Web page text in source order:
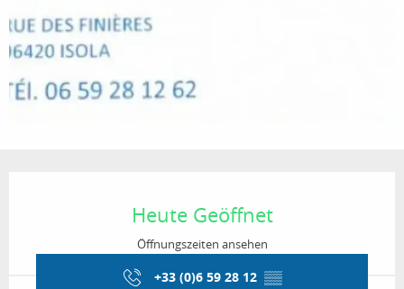
Heute Geöffnet
Öffnungszeiten ansehen
+33 (0)6 59 28 12 ▒▒